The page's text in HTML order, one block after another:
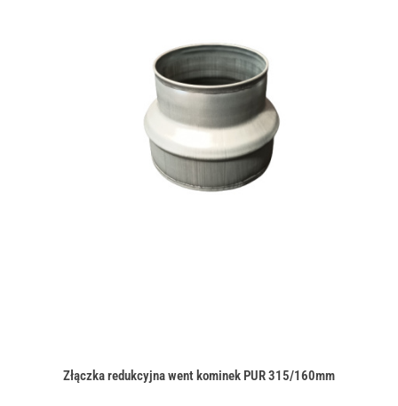
Złączka redukcyjna went kominek PUR 315/160mm